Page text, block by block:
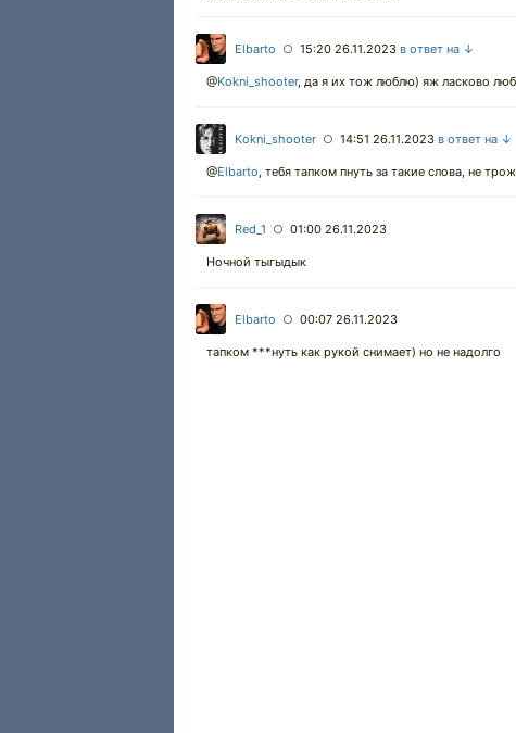
Elbarto ○ 15:20 26.11.2023 в ответ на ↓
@Kokni_shooter, да я их тож люблю) яж ласково
Kokni_shooter ○ 14:51 26.11.2023 в ответ на ↓
@Elbarto тебя тапком пнуть за такие слова, не
Red_1 ○ 01:00 26.11.2023
Ночной тыгыдык
Elbarto ○ 00:07 26.11.2023
тапком ***нуть как рукой снимает) но не надолго